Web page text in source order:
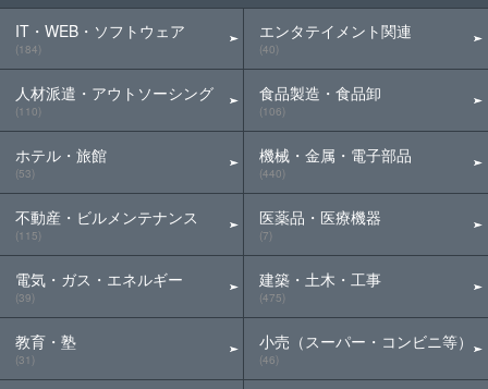
IT・WEB・ソフトウェア
(184)
人材派遣・アウトソーシング
(110)
ホテル・旅館
(53)
不動産・ビルメンテナンス
(115)
電気・ガス・エネルギー
(39)
教育・塾
(31)
エンタテイメント関連
(40)
食品製造・食品卸
(106)
機械・金属・電子部品
(440)
医薬品・医療機器
(7)
建築・土木・工事
(475)
小売（スーパー・コンビニ等）
(46)